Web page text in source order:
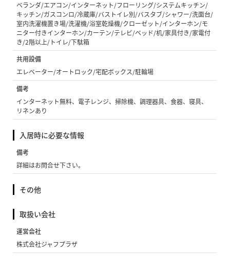
ベランダ/エアコン/インターネット/フローリング/システムキッチン/
キッチン/ガスコンロ/冷蔵庫/バストイレ別/バスタブ/シャワー/洗面台/
室内洗濯機置き場/洗濯機/浴室乾燥機/クローゼット/インターホン/モ
ニター付きインターホン/カーテン/テレビ/ベッド/机/家具付き/家電付
き/2階以上/トイレ/下駄箱
共用設備
エレベーター/オートロック/宅配ボックス/駐輪場
備考
インターネット無料、電子レンジ、掃除機、調理器具、食器、寝具、
リネンあり
入居時に必要な情報
備考
詳細はお問合せ下さい。
その他
取扱い会社
運営会社
株式会社ジャフプラザ